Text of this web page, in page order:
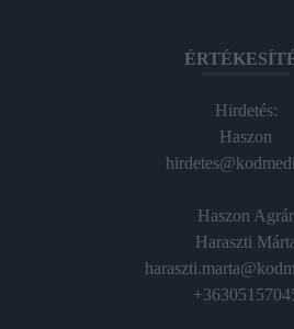
Hirdetés:
Haszon
Haszon Agrár
Haraszti